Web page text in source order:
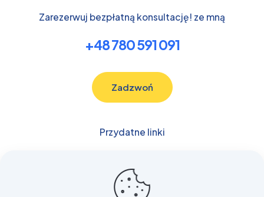
Zarezerwuj bezpłatną konsultację! ze mną
+48 780 591 091
Zadzwoń
Przydatne linki
Samochody
Transport